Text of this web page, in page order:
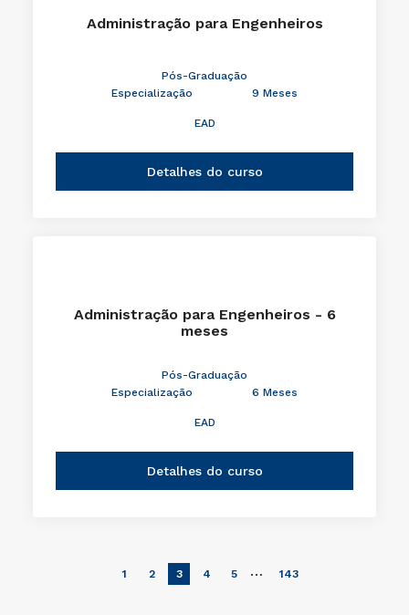
Administração para Engenheiros
Pós-Graduação
Especialização
9 Meses
EAD
Detalhes do curso
Administração para Engenheiros - 6
meses
Pós-Graduação
Especialização
6 Meses
EAD
Detalhes do curso
1 2 3 4 5 … 143